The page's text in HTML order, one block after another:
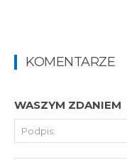
KOMENTARZE
WASZYM ZDANIEM